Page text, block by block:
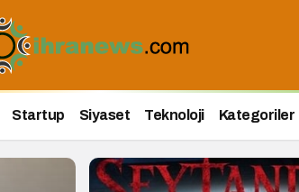
Startup Siyaset Teknoloji Kategoriler